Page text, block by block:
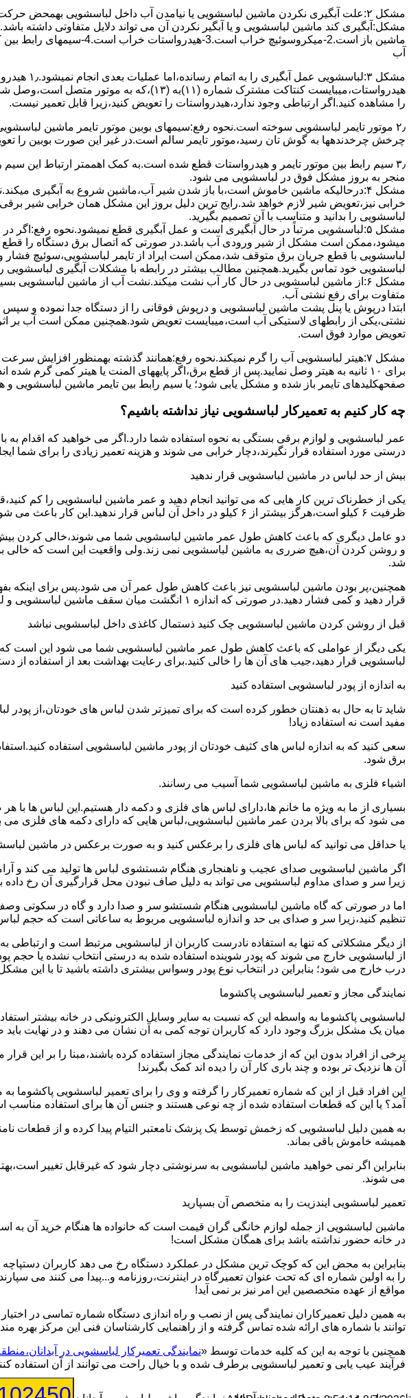
مشکل ۲:علت آبگیری نکردن ماشین لباسشویی یا نیامدن آب داخل لباسشویی بهمحض
آب
مشکل
ﻫﯿﺪرواﺳﺘﺎت،میبایست ﮐﻨﺘﺎﮐﺖ ﻣﺸﺘﺮک شماره
را ﻣﺸﺎﻫﺪه کنید.اﮔﺮ ارﺗﺒﺎطی وجود ندارد،ﻫﯿﺪرواﺳﺘﺎت را ﺗﻌﻮﯾﺾ ﮐﻨﯿﺪ،زﯾﺮا قابل ﺗﻌﻤﯿﺮ نیست.
ﭼﺮﺧﺶ چرخدندهها به گوش تان رﺳﯿﺪ،ﻣﻮﺗﻮر ﺗﺎﯾﻤﺮ ﺳﺎﻟﻢ اﺳﺖ.در ﻏﯿﺮ اﯾﻦ ﺻﻮرت ﺑﻮﺑﯿﻦ را
۳٫ ﺳﯿﻢ راﺑﻂ ﺑﯿﻦ ﻣﻮﺗﻮر ﺗﺎﯾﻤﺮ و ﻫﯿﺪرواﺳﺘﺎت ﻗﻄﻊ ﺷﺪه اﺳﺖ.به کمک اهممتر ارﺗﺒﺎط اﯾﻦ
ﻣﻨﺠﺮ ﺑﻪ ﺑﺮوز مشکل ﻓﻮق در لباسشویی می شود.
مشکل ۴:درحالیکه ﻣﺎﺷﯿﻦ ﺧﺎﻣﻮش اﺳﺖ،ﺑﺎ ﺑﺎز ﺷﺪن ﺷﯿﺮ آب،ﻣﺎﺷﯿﻦ ﺷﺮوع ﺑﻪ آﺑﮕﯿﺮی
خرابی نیز،تعویض شیر لازم خواهد شد.رایج ترین دلیل بروز این مشکل همان خرابی شیر
لباسشویی را بدانید و متناسب با آن تصمیم بگیرید.
مشکل ۵:لباسشویی مرتباً در ﺣﺎل آﺑﮕﯿﺮی اﺳﺖ و ﻋﻤﻞ آﺑﮕﯿﺮی ﻗﻄﻊ نمیشود.نحوه
میشود،ممکن است مشکل از شیر ورودی آب باشد.در صورتی که اتصال برق دستگاه را قطع
لباسشویی با قطع جریان برق متوقف شد،ممکن است ایراد از تایمر لباسشویی،سوئیچ
لباسشویی خود تماس بگیرید.همچنین مطالب بیشتر در رابطه با مشکلات آبگیری لباسشویی را
مشکل ۶:از ﻣﺎﺷﯿﻦ لباسشویی در ﺣﺎل ﮐﺎر آب ﻧﺸﺖ میکند.نشت آب از ماشین لباسشویی
متفاوت برای رفع نشتی آب.
ابتدا درپوش یا پنل ﭘﺸﺖ ﻣﺎﺷﯿﻦ لباسشویی و درپوش ﻓﻮﻗﺎﻧﯽ را از دستگاه ﺟﺪا ﻧﻤﻮده و
نشتی،ﯾﮑﯽ از رابطهای ﻻﺳﺘﯿﮑﯽ آب اﺳﺖ،میبایست ﺗﻌﻮﯾﺾ شود.همچنین ﻣﻤﮑﻦ اﺳﺖ آب بر
ﺗﻌﻮﯾﺾ ﻣﻮارد ﻓﻮق اﺳﺖ.
برای ۱۰ ﺛﺎﻧﯿﻪ ﺑﻪ ﻫﯿﺘﺮ وصل نمایید.ﭘﺲ از ﻗﻄﻊ ﺑﺮق،اﮔﺮ پایههای اﻟﻤﻨﺖ یا هیتر کمی
صفحهکلیدهای ﺗﺎﯾﻤﺮ باز شده و مشکل یابی شود؛ ﯾﺎ ﺳﯿﻢ راﺑﻂ ﺑﯿﻦ ﺗﺎﯾﻤﺮ ماشین لباسشویی
چه کار کنیم به تعمیرکار لباسشویی نیاز نداشته باشیم؟
عمر لباسشویی و لوازم برقی بستگی به نحوه استفاده شما دارد.اگر می خواهید که اقدام
درستی مورد استفاده قرار نگیرند،دچار خرابی می شوند و هزینه تعمیر زیادی را برای شما ایجاد می کنند.در ادامه ۵ راه حل برای بالا بردن عمر
بیش از حد لباس در ماشین لباسشویی قرار ندهید
یکی از خطرناک ترین کار هایی که می توانید انجام دهید و عمر ماشین لباسشویی را کم
ظرفیت ۶ کیلو است،هرگز بیشتر از ۶ کیلو در داخل آن لباس قرار ندهید.این کار باعث می شود که عمر ماشین لباسشویی شما به شدت افزایش پیدا کند.
دو عامل دیگری که باعث کاهش طول عمر ماشین لباسشویی شما می شوند،خالی کردن بیش
و روشن کردن آن،هیچ ضرری به ماشین لباسشویی نمی زند.ولی واقعیت این است که
شد.
همچنین،پر بودن ماشین لباسشویی نیز باعث کاهش طول عمر آن می شود.پس برای اینکه
قرار دهید و کمی فشار دهید.در صورتی که اندازه ۱ انگشت میان سقف ماشین لباسشویی و لباس ها وجود داشت،دیگر نباید ماشین لباسشویی را پر کنید.
قبل از روشن کردن ماشین لباسشویی چک کنید ذستمال کاغذی داخل لباسشویی نباشد
یکی دیگر از عواملی که باعث کاهش طول عمر ماشین لباسشویی شما می شود این است که
لباسشویی قرار دهید،جیب های آن ها را خالی کنید.برای رعایت بهداشت بعد از استفاده
به اندازه از پودر لباسشویی استفاده کنید
شاید تا به حال به ذهنتان خطور کرده است که برای تمیزتر شدن لباس های خودتان،از
مفید است نه استفاده زیاد!
سعی کنید که به اندازه لباس های کثیف خودتان از پودر ماشین لباسشویی استفاده
برق شود.
اشیاء فلزی به ماشین لباسشویی شما آسیب می رسانند.
بسیاری از ما به ویژه ما خانم ها،دارای لباس های فلزی و دکمه دار هستیم.این لباس ها
می شود که برای بالا بردن عمر ماشین لباسشویی،لباس هایی که دارای دکمه های فلزی می
یا حداقل می توانید که لباس های فلزی را برعکس کنید و به صورت برعکس در ماشین
اگر ماشین لباسشویی صدای عجیب و ناهنجاری هنگام شستشوی لباس ها تولید می کند و
زیرا سر و صدای مداوم لباسشویی می تواند به دلیل صاف نبودن محل قرارگیری آن رخ داده
اما در صورتی که گاه ماشین لباسشویی هنگام شستشو سر و صدا دارد و گاه در سکوتی
تنظیم کنید،زیرا سر و صدای بی حد و اندازه لباسشویی مربوط به ساعاتی است که حجم
از دیگر مشکلاتی که تنها به استفاده نادرست کاربران از لباسشویی مرتبط است و
از لباسشویی خارج می شوند که پودر شوینده استفاده شده به درستی انتخاب نشده یا
درب خارج می شود؛ بنابراین در انتخاب نوع پودر وسواس بیشتری داشته باشید تا با این
نمایندگی مجاز و تعمیر لباسشویی پاکشوما
لباسشویی پاکشوما به واسطه این که نسبت به سایر وسایل الکترونیکی در خانه بیشتر
میان یک مشکل بزرگ وجود دارد که کاربران توجه کمی به آن نشان می دهند و در نهایت باید
برخی از افراد بدون این که از خدمات نمایندگی مجاز استفاده کرده باشند،مبنا را بر این
آن ها نزدیک تر بوده و چند باری کار آن را دیده اند کمک بگیرند!
این افراد قبل از این که شماره تعمیرکار را گرفته و وی را برای تعمیر لباسشویی
آمد؟ یا این که قطعات استفاده شده از چه نوعی هستند و جنس آن ها برای استفاده مناسب
به همین دلیل لباسشویی که زخمش توسط یک پزشک نامعتبر التیام پیدا کرده و از قطعات
همیشه خاموش باقی بماند.
بنابراین اگر نمی خواهید ماشین لباسشویی به سرنوشتی دچار شود که غیرقابل تغییر
می شوند.
تعمیر لباسشویی ایندزیت را به متخصص آن بسپارید
ماشین لباسشویی از جمله لوازم خانگی گران قیمت است که خانواده ها هنگام خرید آن به
در خانه حضور نداشته باشد برای همگان مشکل است!
بنابراین به محض این که کوچک ترین مشکل در عملکرد دستگاه رخ می دهد کاربران
را به اولین شماره ای که تحت عنوان تعمیرگاه در اینترنت،روزنامه و...پیدا می کنند می
مواقع از عهده متخصصین این امر نیز بر نمی آید!
به همین دلیل تعمیرکاران نمایندگی پس از نصب و راه اندازی دستگاه شماره تماسی در
توانند با شماره های ارائه شده تماس گرفته و از راهنمایی کارشناسان فنی این مرکز بهره
همچنین با توجه به این که کلیه خدمات توسط «نمایندگی تعمیرکار لباسشویی در
فرآیند عیب یابی و تعمیر لباسشویی برطرف شده و با خیال راحت می توانند از آن استفاده